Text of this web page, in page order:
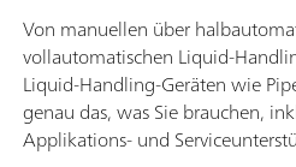
Von manuellen über
vollautomatischen Liquid-
Liquid-Handling-Geräten wie
genau das, was Sie brauchen,
Applikations- und